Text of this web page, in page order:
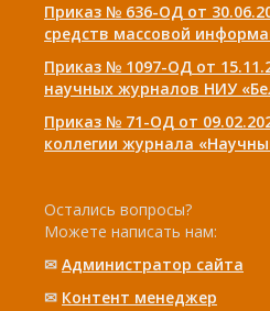
Приказ № 636-ОД от
средств массовой
Приказ № 1097-ОД от
научных журналов НИУ
Приказ № 71-ОД от
коллегии журнала
Остались вопросы?
Можете написать нам:
✉ Администратор сайта
✉ Контент менеджер